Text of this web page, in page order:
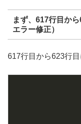
まず、617行目か
エラー修正）
617行目から623行